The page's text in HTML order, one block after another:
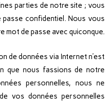
parties de notre site ; vous
confidentiel. Nous vous
mot de passe avec quiconque.
de données via Internet n’est
que nous fassions de notre
personnelles, nous ne
vos données personnelles